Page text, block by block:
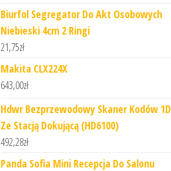
Biurfol Segregator Do Akt Osobowych
Niebieski 4cm 2 Ringi
21,75zł
Makita CLX224X
643,00zł
Hdwr Bezprzewodowy Skaner Kodów 1D
Ze Stacją Dokującą (HD6100)
492,28zł
Panda Sofia Mini Recepcja Do Salonu